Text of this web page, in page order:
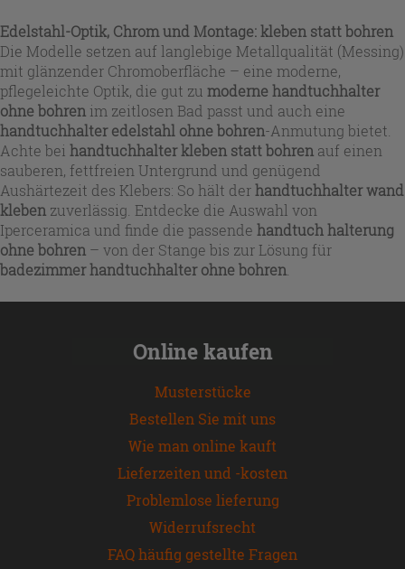
Edelstahl-Optik, Chrom und Montage: kleben statt bohren
Die Modelle setzen auf langlebige Metallqualität (Messing)
mit glänzender Chromoberfläche – eine moderne,
pflegeleichte Optik, die gut zu moderne handtuchhalter
ohne bohren im zeitlosen Bad passt und auch eine
handtuchhalter edelstahl ohne bohren-Anmutung bietet.
Achte bei handtuchhalter kleben statt bohren auf einen
sauberen, fettfreien Untergrund und genügend
Aushärtezeit des Klebers: So hält derhandtuchhalter wand
kleben zuverlässig. Entdecke die Auswahl von
Iperceramica und finde die passende handtuch halterung
ohne bohren – von der Stange bis zur Lösung für
badezimmer handtuchhalter ohne bohren
Online kaufen
Musterstücke
Bestellen Sie mit uns
Wie man online kauft
Lieferzeiten und -kosten
Problemlose lieferung
Widerrufsrecht
FAQ häufig gestellte Fragen